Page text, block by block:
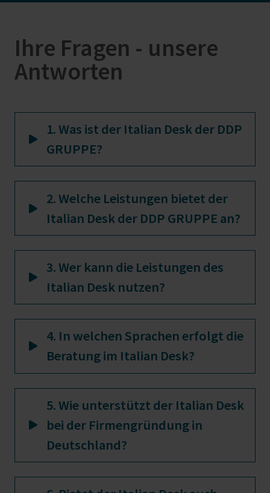
Ihre Fragen - unsere
Antworten
1. Was ist der Italian Desk der DDP
GRUPPE?
2. Welche Leistungen bietet der
Italian Desk der DDP GRUPPE an?
3. Wer kann die Leistungen des
Italian Desk nutzen?
4. In welchen Sprachen erfolgt die
Beratung im Italian Desk?
5. Wie unterstützt der Italian Desk
bei der Firmengründung in
Deutschland?